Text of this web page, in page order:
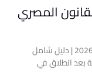
المصري
حقوق الزوجة بعد الطلاق في القانون المصري 2026 | دليل شامل
بعد الطلاق في